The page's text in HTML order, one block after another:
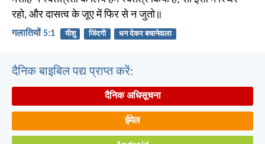
रहो, और दासत्व के जूए में फिर से न जुतो॥
गलातियों 5:1 यीशु जिंदगी धन देकर बचानेवाला
दैनिक बाइबिल पद्य प्राप्त करें:
दैनिक अधिसूचना
ईमेल